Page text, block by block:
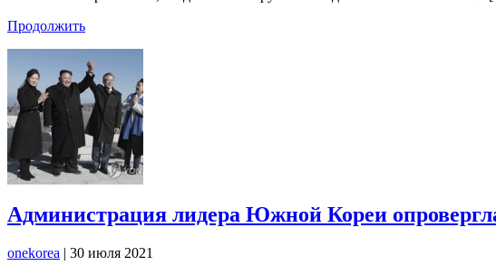
Продолжить
Администрация лидера Южной Кореи
onekorea | 30 июля 2021